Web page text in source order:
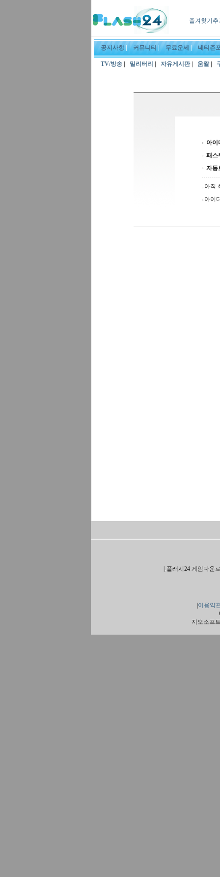
즐겨찾기
공지사항| 커뮤니티| 무료운세 |네티즌
TV/방송 밀리터리 |자유게시판| 움짤|
아이
패스
자동
아직
아이
|플래시24 게임다운
|이용약
지오소프